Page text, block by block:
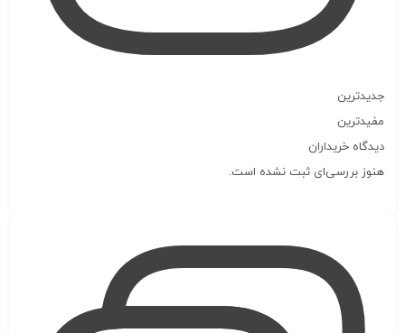
جدیدترین
مفیدترین
دیدگاه خریداران
هنوز بررسی‌ای ثبت نشده است.